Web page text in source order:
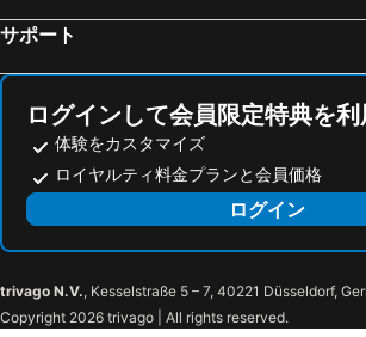
サポート
ログインして会員限定特典を利
体験をカスタマイズ
ロイヤルティ料金プランと会員価格
ログイン
trivago N.V., Kesselstraße 5 – 7, 40221 Düsseldorf,
Copyright 2026 trivago | All rights reserved.